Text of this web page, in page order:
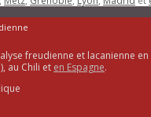
freudienne et lacanienne en
au Chili et en Espagne.